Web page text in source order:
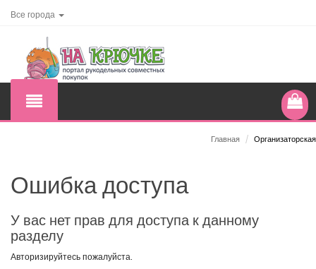
Все города
Главная / Организаторская
Ошибка доступа
У вас нет прав для доступа к данному
разделу
Авторизируйтесь пожалуйста.